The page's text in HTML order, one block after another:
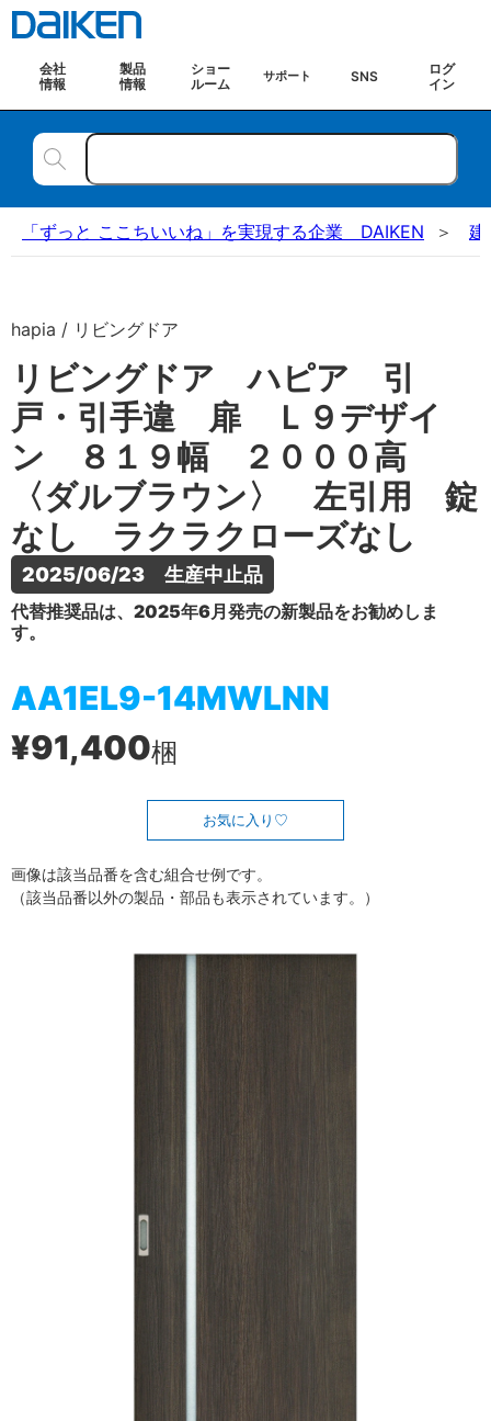
会社
情報
製品
情報
ショー
ルーム
サポート SNS
ログ
イン
「ずっと ここちいいね」を実現する企業 DAIKEN 建
hapia / リビングドア
リビングドア ハピア 引
戸・引手違 扉 Ｌ９デザイ
ン ８１９幅 ２０００高
〈ダルブラウン〉 左引用 錠
なし ラクラクローズなし
2025/06/23　生産中止品
代替推奨品は、2025年6月発売の新製品をお勧めしま
す。
AA1EL9-14MWLNN
¥91,400梱
お気に入り
画像は該当品番を含む組合せ例です。
（該当品番以外の製品・部品も表示されています。）